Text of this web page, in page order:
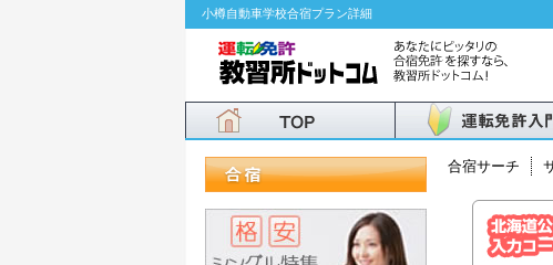
小樽自動車学校合宿プラン詳細
合宿サーチ